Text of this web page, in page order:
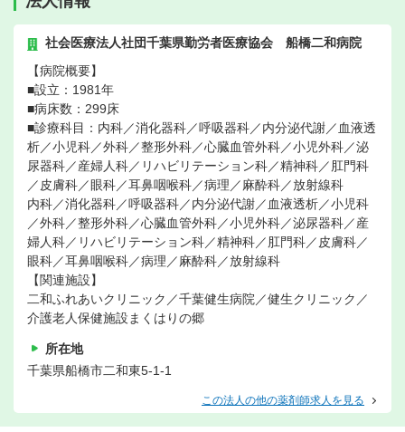
社会医療法人社団千葉県勤労者医療協会 船橋二和病院
【病院概要】
■設立：1981年
■病床数：299床
■診療科目：内科／消化器科／呼吸器科／内分泌代謝／血液透
析／小児科／外科／整形外科／心臓血管外科／小児外科／泌
尿器科／産婦人科／リハビリテーション科／精神科／肛門科
／皮膚科／眼科／耳鼻咽喉科／病理／麻酔科／放射線科
内科／消化器科／呼吸器科／内分泌代謝／血液透析／小児科
／外科／整形外科／心臓血管外科／小児外科／泌尿器科／産
婦人科／リハビリテーション科／精神科／肛門科／皮膚科／
眼科／耳鼻咽喉科／病理／麻酔科／放射線科
【関連施設】
二和ふれあいクリニック／千葉健生病院／健生クリニック／
介護老人保健施設まくはりの郷
所在地
千葉県船橋市二和東5-1-1
この法人の他の薬剤師求人を見る